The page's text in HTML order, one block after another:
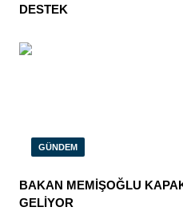
DESTEK
GÜNDEM
BAKAN MEMİŞOĞLU
GELİYOR